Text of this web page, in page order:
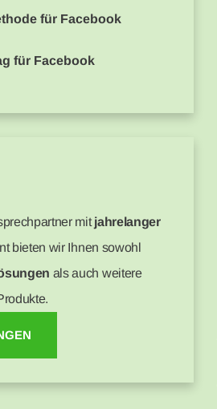
für Facebook
für Facebook
mit jahrelanger
bieten wir Ihnen sowohl
als auch weitere